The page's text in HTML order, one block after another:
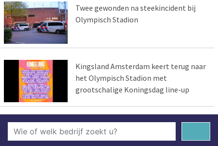
Twee gewonden na steekincident bij
Olympisch Stadion
Kingsland Amsterdam keert terug naar
het Olympisch Stadion met
grootschalige Koningsdag line-up